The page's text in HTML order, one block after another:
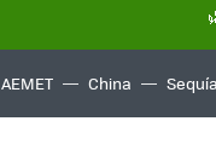
AEMET China